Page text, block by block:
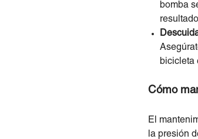
bomba
bicicleta
Cómo
El
la presión